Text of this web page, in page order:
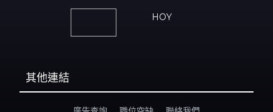
HOY
其他連結